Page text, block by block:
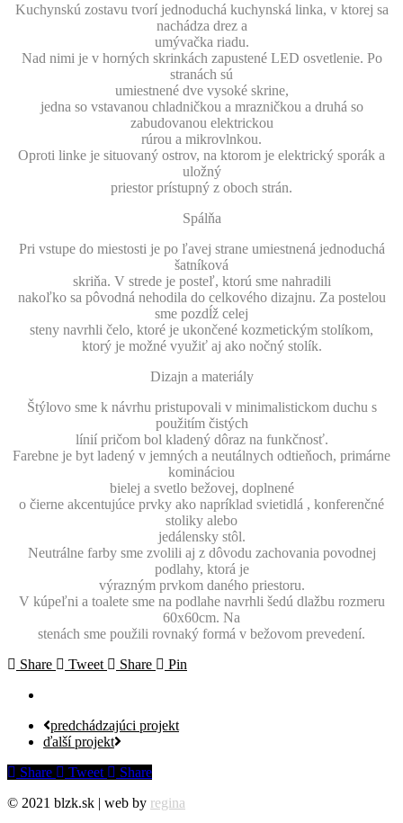
Kuchynskú zostavu tvorí jednoduchá kuchynská linka, v ktorej sa
nachádza drez a
umývačka riadu.
Nad nimi je v horných skrinkách zapustené LED osvetlenie. Po
stranách sú
umiestnené dve vysoké skrine,
jedna so vstavanou chladničkou a mrazničkou a druhá so
zabudovanou elektrickou
rúrou a mikrovlnkou.
Oproti linke je situovaný ostrov, na ktorom je elektrický sporák a
uložný
priestor prístupný z oboch strán.
Spálňa
Pri vstupe do miestosti je po ľavej strane umiestnená jednoduchá
šatníková
skriňa. V strede je posteľ, ktorú sme nahradili
nakoľko sa pôvodná nehodila do celkového dizajnu. Za postelou
sme pozdĺž celej
steny navrhli čelo, ktoré je ukončené kozmetickým stolíkom,
ktorý je možné využiť aj ako nočný stolík.
Dizajn a materiály
Štýlovo sme k návrhu pristupovali v minimalistickom duchu s
použitím čistých
línií pričom bol kladený dôraz na funkčnosť.
Farebne je byt ladený v jemných a neutálnych odtieňoch, primárne
komináciou
bielej a svetlo bežovej, doplnené
o čierne akcentujúce prvky ako napríklad svietidlá , konferenčné
stoliky alebo
jedálensky stôl.
Neutrálne farby sme zvolili aj z dôvodu zachovania povodnej
podlahy, ktorá je
výrazným prvkom daného priestoru.
V kúpeľni a toalete sme na podlahe navrhli šedú dlažbu rozmeru
60x60cm. Na
stenách sme použili rovnaký formá v bežovom prevedení.
Share
Tweet Share Pin
predchádzajúci projekt
ďalší projekt
Share
Tweet
Share
© 2021 blzk.sk | web by regina